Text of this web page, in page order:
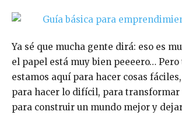
Ya sé que mucha gente dirá: eso es
el papel está muy bien peeeero… Pero
estamos aquí para hacer cosas
para hacer lo difícil, para transformar
para construir un mundo mejor y